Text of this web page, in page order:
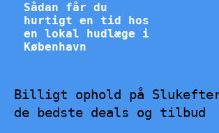
Sådan får du
hurtigt en tid hos
en lokal hudlæge i
København
Billigt ophold på
de bedste deals og tilbud